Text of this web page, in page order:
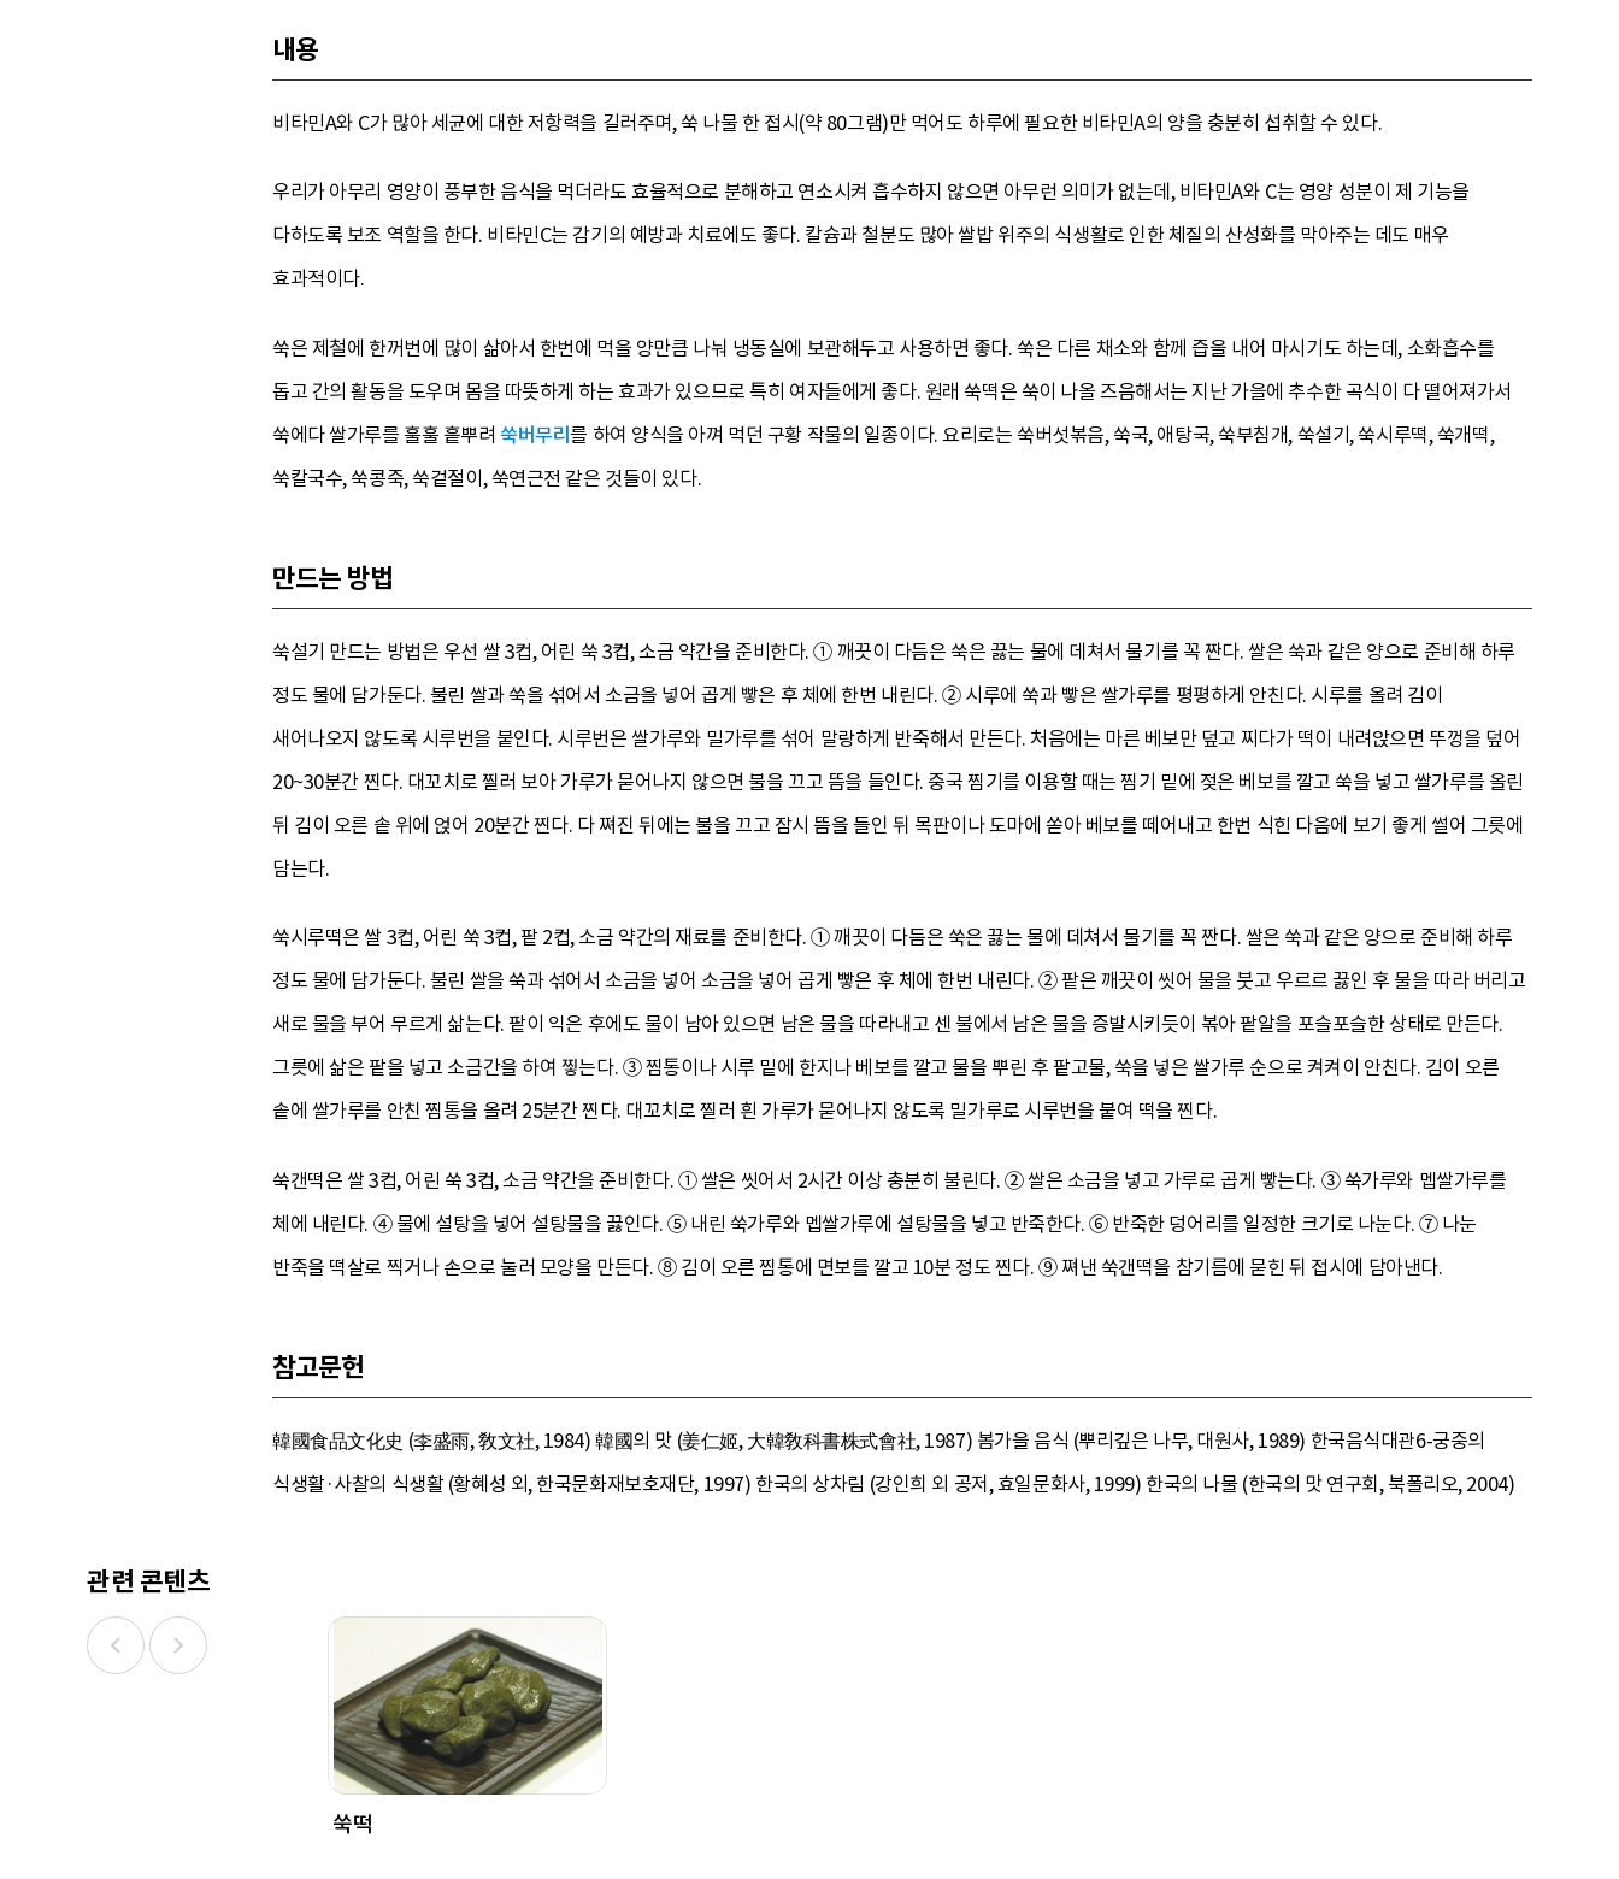
내용
비타민A와 C가 많아 세균에 대한 저항력을 길러주며, 쑥 나물 한 접시(약 80그램)만 먹어도 하루에 필요한 비타민A의 양을 충분히 섭취할 수 있다.
우리가 아무리 영양이 풍부한 음식을 먹더라도 효율적으로 분해하고 연소시켜 흡수하지 않으면 아무런 의미가 없는데, 비타민A와 C는 영양 성분이 제 기능을
다하도록 보조 역할을 한다. 비타민C는 감기의 예방과 치료에도 좋다. 칼슘과 철분도 많아 쌀밥 위주의 식생활로 인한 체질의 산성화를 막아주는 데도 매우
효과적이다.
쑥은 제철에 한꺼번에 많이 삶아서 한번에 먹을 양만큼 나눠 냉동실에 보관해두고 사용하면 좋다. 쑥은 다른 채소와 함께 즙을 내어 마시기도 하는데, 소화흡수를
돕고 간의 활동을 도우며 몸을 따뜻하게 하는 효과가 있으므로 특히 여자들에게 좋다. 원래 쑥떡은 쑥이 나올 즈음해서는 지난 가을에 추수한 곡식이 다 떨어져가서
쑥에다 쌀가루를 훌훌 흩뿌려쑥버무리를 하여 양식을 아껴 먹던 구황 작물의 일종이다. 요리로는 쑥버섯볶음, 쑥국, 애탕국, 쑥부침개, 쑥설기, 쑥시루떡, 쑥개떡,
쑥칼국수, 쑥콩죽, 쑥겉절이, 쑥연근전 같은 것들이 있다.
만드는 방법
쑥설기 만드는 방법은 우선 쌀 3컵, 어린 쑥 3컵, 소금 약간을 준비한다. ① 깨끗이 다듬은 쑥은 끓는 물에 데쳐서 물기를 꼭 짠다. 쌀은 쑥과 같은 양으로 준비해 하루
정도 물에 담가둔다. 불린 쌀과 쑥을 섞어서 소금을 넣어 곱게 빻은 후 체에 한번 내린다. ② 시루에 쑥과 빻은 쌀가루를 평평하게 안친다. 시루를 올려 김이
새어나오지 않도록 시루번을 붙인다. 시루번은 쌀가루와 밀가루를 섞어 말랑하게 반죽해서 만든다. 처음에는 마른 베보만 덮고 찌다가 떡이 내려앉으면 뚜껑을 덮어
20~30분간 찐다. 대꼬치로 찔러 보아 가루가 묻어나지 않으면 불을 끄고 뜸을 들인다. 중국 찜기를 이용할 때는 찜기 밑에 젖은 베보를 깔고 쑥을 넣고 쌀가루를 올린
뒤 김이 오른 솥 위에 얹어 20분간 찐다. 다 쪄진 뒤에는 불을 끄고 잠시 뜸을 들인 뒤 목판이나 도마에 쏟아 베보를 떼어내고 한번 식힌 다음에 보기 좋게 썰어 그릇에
담는다.
쑥시루떡은 쌀 3컵, 어린 쑥 3컵, 팥 2컵, 소금 약간의 재료를 준비한다. ① 깨끗이 다듬은 쑥은 끓는 물에 데쳐서 물기를 꼭 짠다. 쌀은 쑥과 같은 양으로 준비해 하루
정도 물에 담가둔다. 불린 쌀을 쑥과 섞어서 소금을 넣어 소금을 넣어 곱게 빻은 후 체에 한번 내린다. ② 팥은 깨끗이 씻어 물을 붓고 우르르 끓인 후 물을 따라 버리고
새로 물을 부어 무르게 삶는다. 팥이 익은 후에도 물이 남아 있으면 남은 물을 따라내고 센 불에서 남은 물을 증발시키듯이 볶아 팥알을 포슬포슬한 상태로 만든다.
그릇에 삶은 팥을 넣고 소금간을 하여 찧는다. ③ 찜통이나 시루 밑에 한지나 베보를 깔고 물을 뿌린 후 팥고물, 쑥을 넣은 쌀가루 순으로 켜켜이 안친다. 김이 오른
솥에 쌀가루를 안친 찜통을 올려 25분간 찐다. 대꼬치로 찔러 흰 가루가 묻어나지 않도록 밀가루로 시루번을 붙여 떡을 찐다.
쑥갠떡은 쌀 3컵, 어린 쑥 3컵, 소금 약간을 준비한다. ① 쌀은 씻어서 2시간 이상 충분히 불린다. ② 쌀은 소금을 넣고 가루로 곱게 빻는다. ③ 쑥가루와 멥쌀가루를
체에 내린다. ④ 물에 설탕을 넣어 설탕물을 끓인다. ⑤ 내린 쑥가루와 멥쌀가루에 설탕물을 넣고 반죽한다. ⑥ 반죽한 덩어리를 일정한 크기로 나눈다. ⑦ 나눈
반죽을 떡살로 찍거나 손으로 눌러 모양을 만든다. ⑧ 김이 오른 찜통에 면보를 깔고 10분 정도 찐다. ⑨ 쪄낸 쑥갠떡을 참기름에 묻힌 뒤 접시에 담아낸다.
참고문헌
韓國食品文化史 (李盛雨, 敎文社, 1984) 韓國의 맛 (姜仁姬, 大韓敎科書株式會社, 1987) 봄가을 음식 (뿌리깊은 나무, 대원사, 1989) 한국음식대관6-궁중의
식생활·사찰의 식생활 (황혜성 외, 한국문화재보호재단, 1997) 한국의 상차림 (강인희 외 공저, 효일문화사, 1999) 한국의 나물 (한국의 맛 연구회, 북폴리오, 2004)
관련 콘텐츠
쑥떡